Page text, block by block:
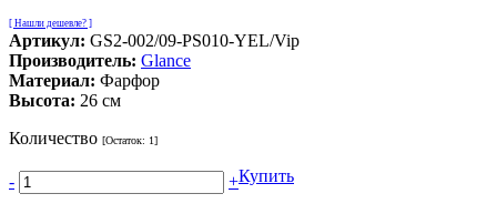
[ Нашли дешевле? ]
Артикул: GS2-002/09-PS010-YEL/Vip
Производитель: Glance
Материал: Фарфор
Высота: 26 см
Количество [Остаток: 1]
- +Купить